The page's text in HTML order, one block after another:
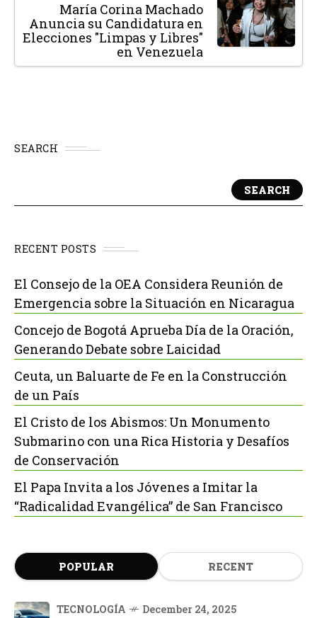
María Corina Machado
Anuncia su Candidatura en
Elecciones "Limpas y Libres"
en Venezuela
SEARCH
SEARCH
RECENT POSTS
El Consejo de la OEA Considera Reunión de
Emergencia sobre la Situación en Nicaragua
Concejo de Bogotá Aprueba Día de la Oración,
Generando Debate sobre Laicidad
Ceuta, un Baluarte de Fe en la Construcción
de un País
El Cristo de los Abismos: Un Monumento
Submarino con una Rica Historia y Desafíos
de Conservación
El Papa Invita a los Jóvenes a Imitar la
“Radicalidad Evangélica” de San Francisco
POPULAR RECENT
TECNOLOGÍA December 24, 2025